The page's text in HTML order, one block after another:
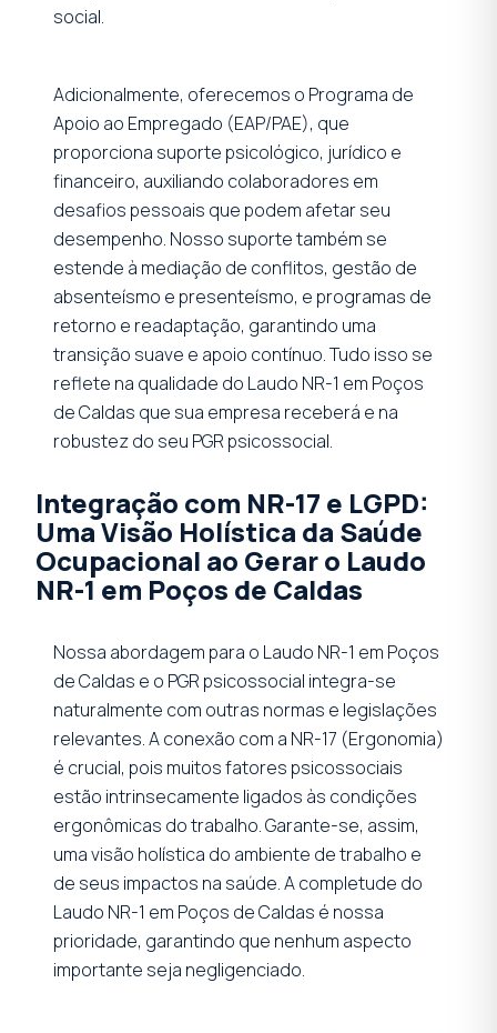
social.
Adicionalmente, oferecemos o Programa de
Apoio ao Empregado (EAP/PAE), que
proporciona suporte psicológico, jurídico e
financeiro, auxiliando colaboradores em
desafios pessoais que podem afetar seu
desempenho. Nosso suporte também se
estende à mediação de conflitos, gestão de
absenteísmo e presenteísmo, e programas de
retorno e readaptação, garantindo uma
transição suave e apoio contínuo. Tudo isso se
reflete na qualidade do Laudo NR-1 em Poços
de Caldas que sua empresa receberá e na
robustez do seu PGR psicossocial.
Integração com NR-17 e LGPD:
Uma Visão Holística da Saúde
Ocupacional ao Gerar o Laudo
NR-1 em Poços de Caldas
Nossa abordagem para o Laudo NR-1 em Poços
de Caldas e o PGR psicossocial integra-se
naturalmente com outras normas e legislações
relevantes. A conexão com a NR-17 (Ergonomia)
é crucial, pois muitos fatores psicossociais
estão intrinsecamente ligados às condições
ergonômicas do trabalho. Garante-se, assim,
uma visão holística do ambiente de trabalho e
de seus impactos na saúde. A completude do
Laudo NR-1 em Poços de Caldas é nossa
prioridade, garantindo que nenhum aspecto
importante seja negligenciado.